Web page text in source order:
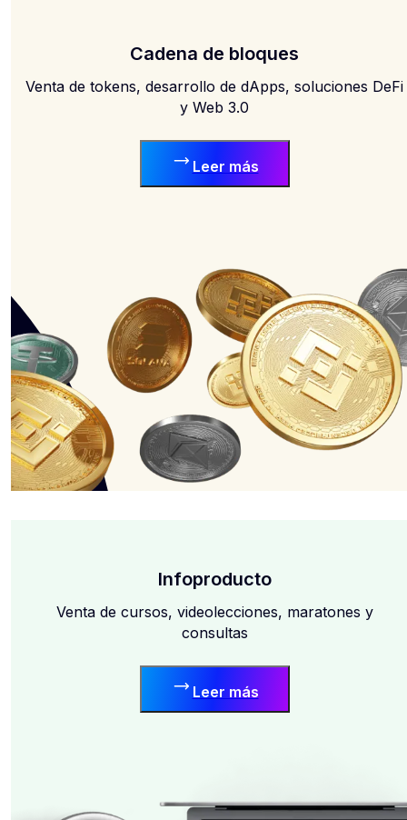
Cadena de bloques
Venta de tokens, desarrollo de dApps, soluciones DeFi
y Web 3.0
Leer más
Infoproducto
Venta de cursos, videolecciones, maratones y
consultas
Leer más